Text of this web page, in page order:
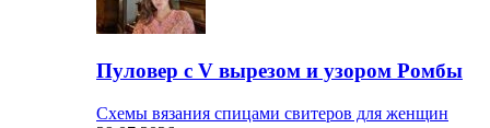
Пуловер с V вырезом и узором Ромбы
Схемы вязания спицами свитеров для женщин